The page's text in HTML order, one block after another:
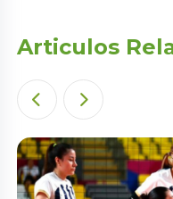
Articulos